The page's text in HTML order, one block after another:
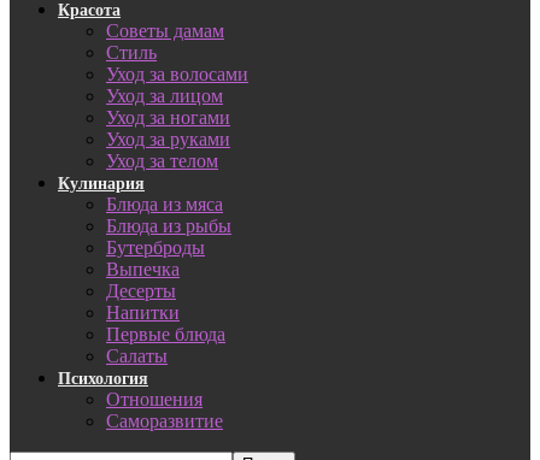
Красота
Советы дамам
Стиль
Уход за волосами
Уход за лицом
Уход за ногами
Уход за руками
Уход за телом
Кулинария
Блюда из мяса
Блюда из рыбы
Бутерброды
Выпечка
Десерты
Напитки
Первые блюда
Салаты
Психология
Отношения
Саморазвитие